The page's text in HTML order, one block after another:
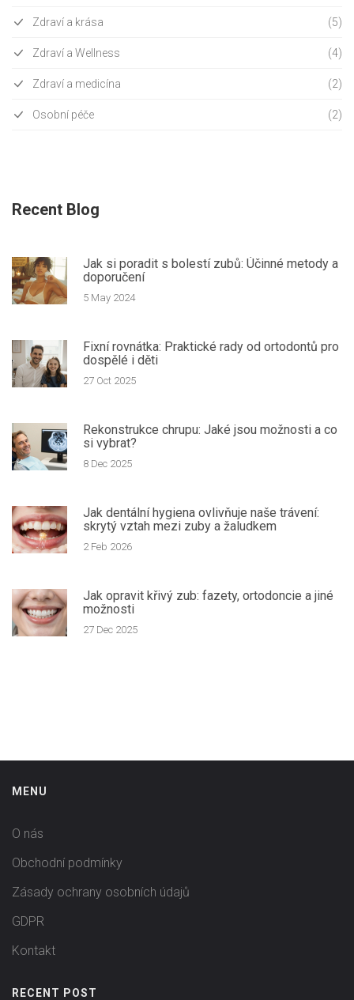
Zdraví a krása (5)
Zdraví a Wellness (4)
Zdraví a medicína (2)
Osobní péče (2)
Recent Blog
Jak si poradit s bolestí zubů: Účinné metody a
doporučení
5 May 2024
Fixní rovnátka: Praktické rady od ortodontů pro
dospělé i děti
27 Oct 2025
Rekonstrukce chrupu: Jaké jsou možnosti a co
si vybrat?
8 Dec 2025
Jak dentální hygiena ovlivňuje naše trávení:
skrytý vztah mezi zuby a žaludkem
2 Feb 2026
Jak opravit křivý zub: fazety, ortodoncie a jiné
možnosti
27 Dec 2025
MENU
O nás
Obchodní podmínky
Zásady ochrany osobních údajů
GDPR
Kontakt
RECENT POST